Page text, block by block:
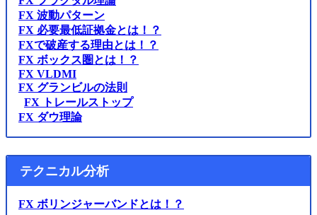
FX 波動パターン
FX 必要最低証拠金とは！？
FXで破産する理由とは！？
FX ボックス圏とは！？
FX VLDMI
FX グランビルの法則
FX トレールストップ
FX ダウ理論
テクニカル分析
FX ボリンジャーバンドとは！？